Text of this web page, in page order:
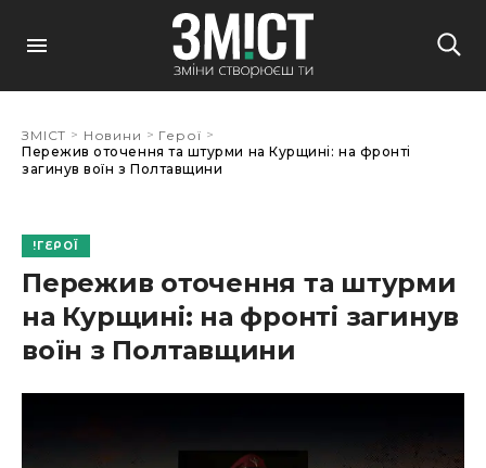
ЗМІСТ > Новини > Герої >
Пережив оточення та штурми на Курщині: на фронті
загинув воїн з Полтавщини
ГЕРОЇ
Пережив оточення та штурми
на Курщині: на фронті загинув
воїн з Полтавщини